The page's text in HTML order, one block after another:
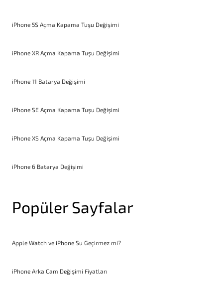
iPhone 5S Açma Kapama Tuşu Değişimi
iPhone XR Açma Kapama Tuşu Değişimi
iPhone 11 Batarya Değişimi
iPhone SE Açma Kapama Tuşu Değişimi
iPhone XS Açma Kapama Tuşu Değişimi
iPhone 6 Batarya Değişimi
Popüler Sayfalar
Apple Watch ve iPhone Su Geçirmez mi?
iPhone Arka Cam Değişimi Fiyatları